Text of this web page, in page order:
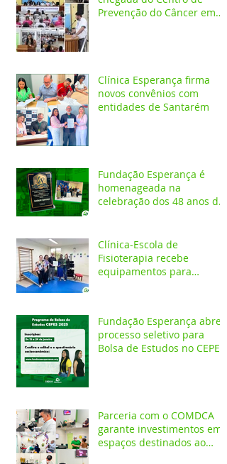
Prevenção do Câncer em
Clínica Esperança firma
novos convênios com
entidades de Santarém
Fundação Esperança é
homenageada na
celebração dos 48 anos da
Clínica-Escola de
Fisioterapia recebe
equipamentos para
Fundação Esperança abre
processo seletivo para
Bolsa de Estudos no CEPES
Parceria com o COMDCA
garante investimentos em
espaços destinados ao